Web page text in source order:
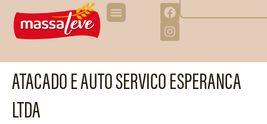
ATACADO E AUTO SERVICO ESPERANCA
LTDA